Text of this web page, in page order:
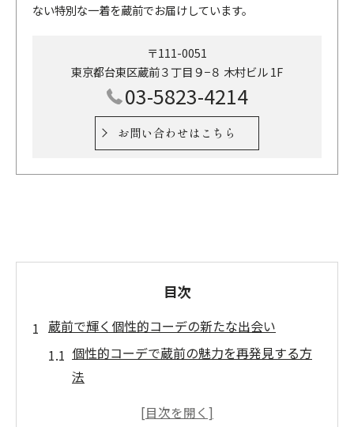
ない特別な一着を蔵前でお届けしています。
〒111-0051
東京都台東区蔵前３丁目９−８ 木村ビル 1F
03-5823-4214
お問い合わせはこちら
目次
蔵前で輝く個性的コーデの新たな出会い
個性的コーデで蔵前の魅力を再発見する方
法
台東区セレクトショップで叶える個性的コ